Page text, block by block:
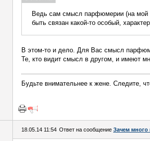
Ведь сам смысл парфюмерии (на мой
быть связан какой-то особый,
В этом-то и дело. Для Вас смысл
Те, кто видит смысл в другом, и имеют
Будьте внимательнее к жене. Следите,
18.05.14 11:54 Ответ на сообщение Зачем